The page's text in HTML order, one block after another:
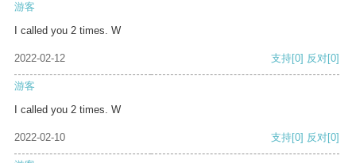
游客
I called you 2 times. W
2022-02-12 支持[0] 反对[0]
游客
I called you 2 times. W
2022-02-10 支持[0] 反对[0]